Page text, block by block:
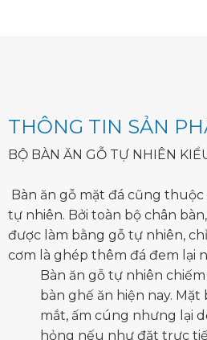
THÔNG TIN SẢN
BỘ BÀN ĂN GỖ TỰ NHIÊN
Bàn ăn gỗ mặt đá cũng
tự nhiên. Bởi toàn bộ chân
được làm bằng gỗ tự nhiên,
cơm là ghép thêm đá đem lại
Bàn ăn gỗ tự nhiên
bàn ghế ăn hiện nay.
mắt, ấm cúng nhưng lại
hỏng nếu như đặt trực